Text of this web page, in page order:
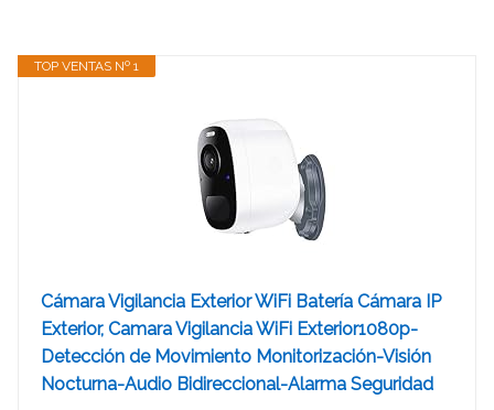
TOP VENTAS Nº 1
Cámara Vigilancia Exterior WiFi Batería Cámara IP
Exterior, Camara Vigilancia WiFi Exterior1080p-
Detección de Movimiento Monitorización-Visión
Nocturna-Audio Bidireccional-Alarma Seguridad